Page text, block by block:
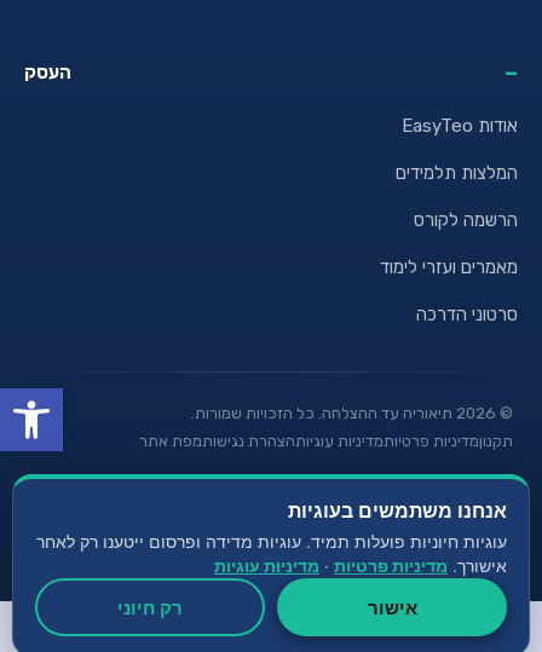
פתח
העסק
אודות EasyTeo
המלצות תלמידים
הרשמה לקורס
מאמרים ועזרי לימוד
סרטוני הדרכה
©
2026 תיאוריה עד ההצלחה. כל הזכויות שמורות.
תקנוןמדיניות פרטיותמדיניות עוגיותהצהרת נגישותמפת אתר
עוצב ע"י עמית הנדלר נבנה ע"י תנופה | בניית אתרים
חברת קידום אתרים Avinu SEO
אנחנו משתמשים בעוגיות
עוגיות חיוניות פועלות תמיד. עוגיות מדידה ופרסום ייטענו רק לאחר
אישורך. מדיניות פרטיות · מדיניות עוגיות
אישור רק חיוני